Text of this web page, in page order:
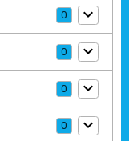
0
0
0
0